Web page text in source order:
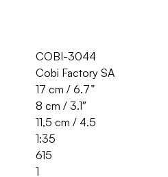
COBI-3044
Cobi Factory SA
17 cm / 6.7”
8 cm / 3.1″
11,5 cm / 4.5
1:35
615
1